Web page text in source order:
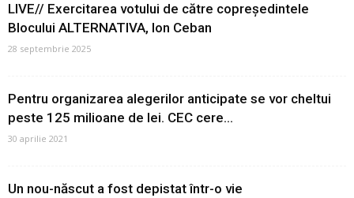
LIVE// Exercitarea votului de către copreședintele
Blocului ALTERNATIVA, Ion Ceban
28 septembrie 2025
Pentru organizarea alegerilor anticipate se vor cheltui
peste 125 milioane de lei. CEC cere...
30 aprilie 2021
Un nou-născut a fost depistat într-o vie